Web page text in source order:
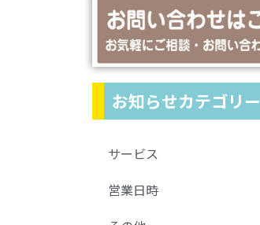
お知らせカテゴリー
サービス
営業日時